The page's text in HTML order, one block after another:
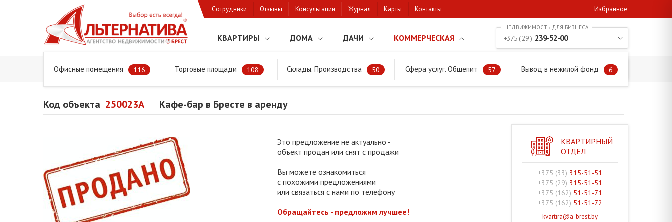
Сотрудники Отзывы Консультации Журнал Карты Контакты Избранное
КВАРТИРЫ ДОМА ДАЧИ КОММЕРЧЕСКАЯ
Офисные помещения 116 Торговые площади 108 Склады. Производства 50 Сфера услуг. Общепит 57 Вывод в нежилой фонд 6
+375 ( 29 ) 239-52-00
Главная Предложения Коммерческая недвижимость Кафе-бар в Бресте в аренду
Код объекта 250023A Кафе-бар в Бресте в аренду
Это предложение не актуально -
объект продан или снят с продажи
Вы можете ознакомиться
с похожими предложениями
или связаться с нами по телефону
Обращайтесь - предложим лучшее!
КВАРТИРНЫЙ
ОТДЕЛ
+375 (33) 315-51-51
+375 (29) 315-51-51
+375 (162) 51-51-71
+375 (162) 51-51-72
kvartira@a-brest.by